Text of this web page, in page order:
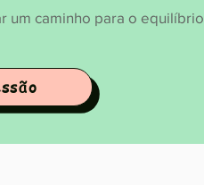
um caminho para o equilíbrio.